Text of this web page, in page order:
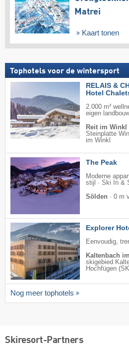
Matrei
Kaart tonen
Tophotels voor de wintersport
RELAIS &
Hotel
2.000 m²
eigen
Reit im Winkl
Steinplatte
im Winkl
The Peak
Moderne
stijl · Ski In &
Sölden · 0 m
Explorer
Eenvoudig,
Kaltenbach
skigebied
Hochfügen
Nog meer tophotels
Skiresort-Partners